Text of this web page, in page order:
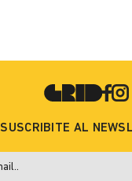
SUSCRIBITE AL